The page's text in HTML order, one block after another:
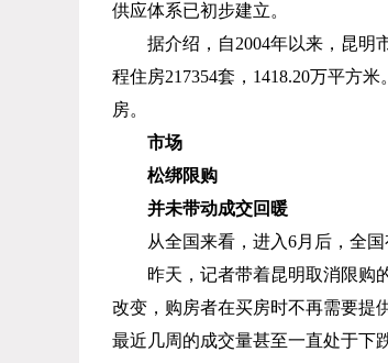
供应体系已初步建立。
据介绍，自2004年以来，昆明
程住房217354套， 1418.20万平方米
房。
市场
松绑限购
并未带动成交回暖
从全国来看，进入6月后，全
昨天，记者带着昆明取消限购
改变，购房者在买房时不再需要提
最近几周的成交量甚至一直处于下